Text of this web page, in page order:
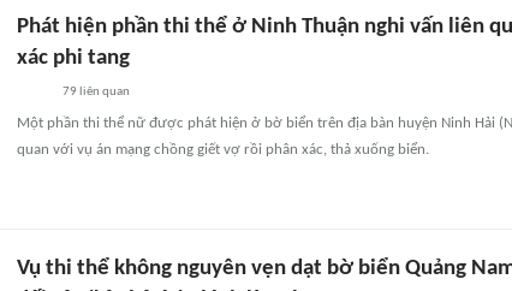
Phát hiện phần thi thể ở Ninh Thuận nghi vấn liên
xác phi tang
79 liên quan
Một phần thi thể nữ được phát hiện ở bờ biển trên địa bàn huyện Ninh Hải
quan với vụ án mạng chồng giết vợ rồi phân xác, thả xuống biển.
Vụ thi thể không nguyên vẹn dạt bờ biển Quảng